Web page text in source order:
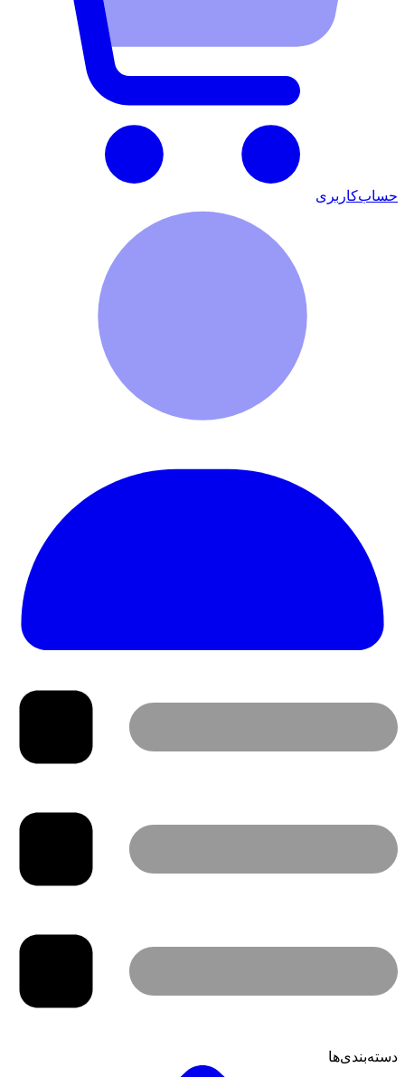
حساب‌کاربری
دسته‌بندی‌ها